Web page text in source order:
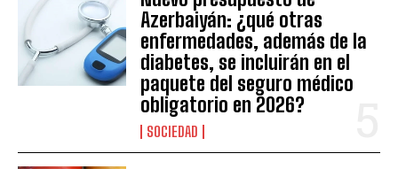
Azerbaiyán: ¿qué otras
enfermedades, además de la
diabetes, se incluirán en el
paquete del seguro médico
obligatorio en 2026?
SOCIEDAD